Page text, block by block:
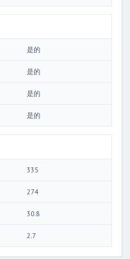
是的
是的
是的
是的
335
274
30.8
2.7